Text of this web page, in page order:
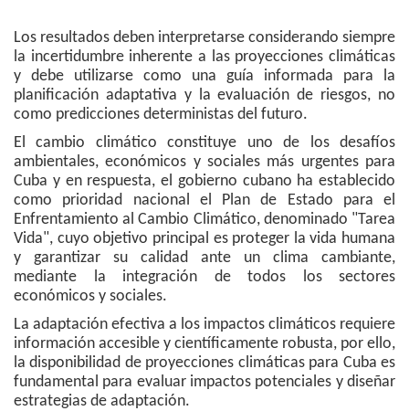
Los resultados deben interpretarse considerando siempre
la incertidumbre inherente a las proyecciones climáticas
y debe utilizarse como una guía informada para la
planificación adaptativa y la evaluación de riesgos, no
como predicciones deterministas del futuro.
El cambio climático constituye uno de los desafíos
ambientales, económicos y sociales más urgentes para
Cuba y en respuesta, el gobierno cubano ha establecido
como prioridad nacional el Plan de Estado para el
Enfrentamiento al Cambio Climático, denominado "Tarea
Vida", cuyo objetivo principal es proteger la vida humana
y garantizar su calidad ante un clima cambiante,
mediante la integración de todos los sectores
económicos y sociales.
La adaptación efectiva a los impactos climáticos requiere
información accesible y científicamente robusta, por ello,
la disponibilidad de proyecciones climáticas para Cuba es
fundamental para evaluar impactos potenciales y diseñar
estrategias de adaptación.